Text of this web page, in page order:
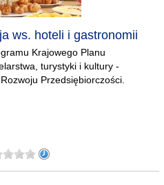
ws. hoteli i gastronomii
Krajowego Planu
turystyki i kultury -
Przedsiębiorczości.